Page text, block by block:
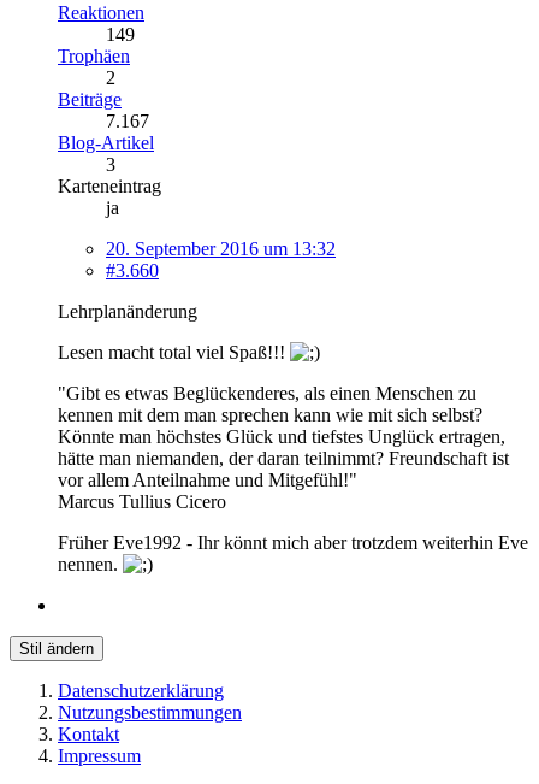
Reaktionen
149
Trophäen
2
Beiträge
7.167
Blog-Artikel
3
Karteneintrag
ja
20. September 2016 um 13:32
#3.660
Lehrplanänderung
Lesen macht total viel Spaß!!!
"Gibt es etwas Beglückenderes, als einen Menschen zu
kennen mit dem man sprechen kann wie mit sich selbst?
Könnte man höchstes Glück und tiefstes Unglück ertragen,
hätte man niemanden, der daran teilnimmt? Freundschaft ist
vor allem Anteilnahme und Mitgefühl!"
Marcus Tullius Cicero
Früher Eve1992 - Ihr könnt mich aber trotzdem weiterhin Eve
nennen.
Stil ändern
Datenschutzerklärung
Nutzungsbestimmungen
Kontakt
Impressum